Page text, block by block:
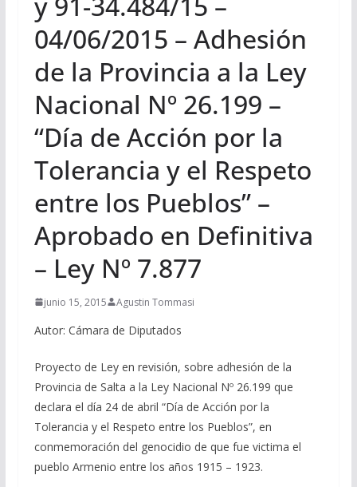
04/06/2015 – Adhesión
de la Provincia a la Ley
Nacional Nº 26.199 –
“Día de Acción por la
Tolerancia y el Respeto
entre los Pueblos” –
Aprobado en Definitiva
– Ley Nº 7.877
junio 15, 2015 Agustin Tommasi
Autor: Cámara de Diputados
Proyecto de Ley en revisión, sobre adhesión de la
Provincia de Salta a la Ley Nacional Nº 26.199 que
declara el día 24 de abril “Día de Acción por la
Tolerancia y el Respeto entre los Pueblos”, en
conmemoración del genocidio de que fue victima el
pueblo Armenio entre los años 1915 – 1923.